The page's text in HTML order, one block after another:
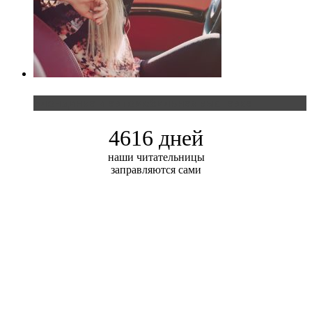
4616 дней
наши читательницы
заправляются сами